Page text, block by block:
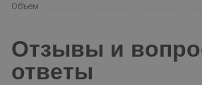
Объем
Отзывы и
ответы